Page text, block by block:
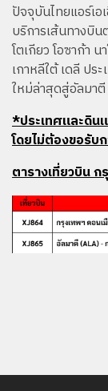
ปัจจุบันไทยแอร์เอ
บริการเส้นทางบิ
โตเกียว โอซาก้า
เกาหลีใต้ เดลี ปร
ใหม่ล่าสุดสู่อัลมา
*ประเทศและดิน
โดยไม่ต้องขอรับ
ตารางเที่ยวบิน